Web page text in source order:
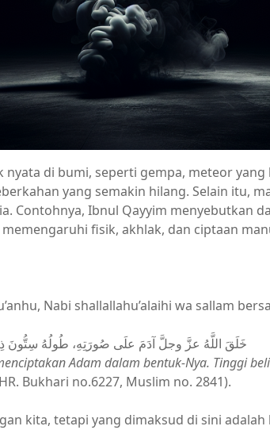
di bumi, seperti gempa, meteor
yang semakin hilang. Selain itu,
Contohnya, Ibnul Qayyim menyebutkan
fisik, akhlak, dan ciptaan
Nabi shallallahu’alaihi wa sallam
خَلَقَ اللَّهُ عزَّ وجلَّ آدَمَ علَى صُورَتِهِ، طُولُهُ سِتُّونَ
Adam dalam bentuk-Nya. Tinggi
Bukhari no.6227, Muslim no. 2841).
kita, tetapi yang dimaksud di sini adalah